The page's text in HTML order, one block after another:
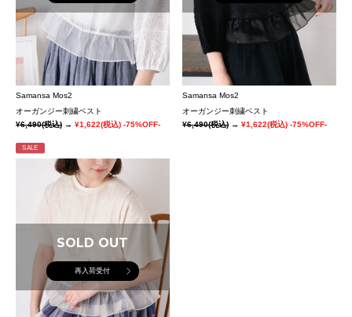
Samansa Mos2
オーガンジー刺繍ベスト
¥6,490(税込) → ¥1,622(税込) -75%OFF-
Samansa Mos2
オーガンジー刺繍ベスト
¥6,490(税込)→¥1,622(税込) -75%OFF-
SALE
SOLD OUT
再入荷受付